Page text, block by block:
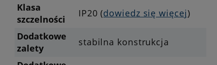
Klasa
szczelności
IP20 (dowiedz się więcej)
Dodatkowe
zalety
stabilna konstrukcja